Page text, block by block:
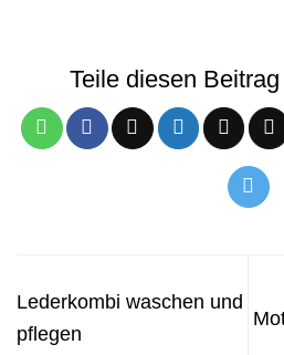
Teile diesen
Lederkombi waschen und
pflegen